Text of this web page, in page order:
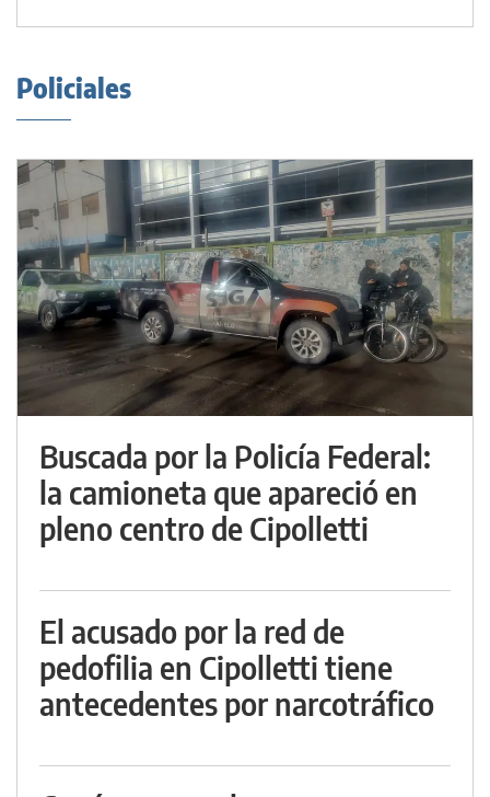
Policiales
Buscada por la Policía Federal:
la camioneta que apareció en
pleno centro de Cipolletti
El acusado por la red de
pedofilia en Cipolletti tiene
antecedentes por narcotráfico